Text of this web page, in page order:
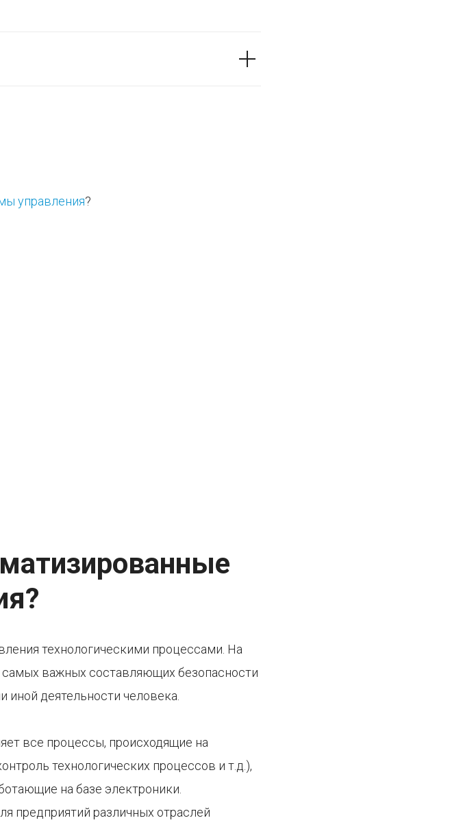
управления?
технологическими процессами. На
важных составляющих безопасности
деятельности человека.
все процессы, происходящие на
технологических процессов и т.д.),
на базе электроники.
предприятий различных отраслей